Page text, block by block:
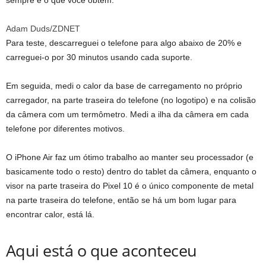
Adam Duds/ZDNET
Para teste, descarreguei o telefone para algo abaixo de 20% e
carreguei-o por 30 minutos usando cada suporte.
Em seguida, medi o calor da base de carregamento no próprio
carregador, na parte traseira do telefone (no logotipo) e na colisão
da câmera com um termômetro. Medi a ilha da câmera em cada
telefone por diferentes motivos.
O iPhone Air faz um ótimo trabalho ao manter seu processador (e
basicamente todo o resto) dentro do tablet da câmera, enquanto o
visor na parte traseira do Pixel 10 é o único componente de metal
na parte traseira do telefone, então se há um bom lugar para
encontrar calor, está lá.
Aqui está o que aconteceu